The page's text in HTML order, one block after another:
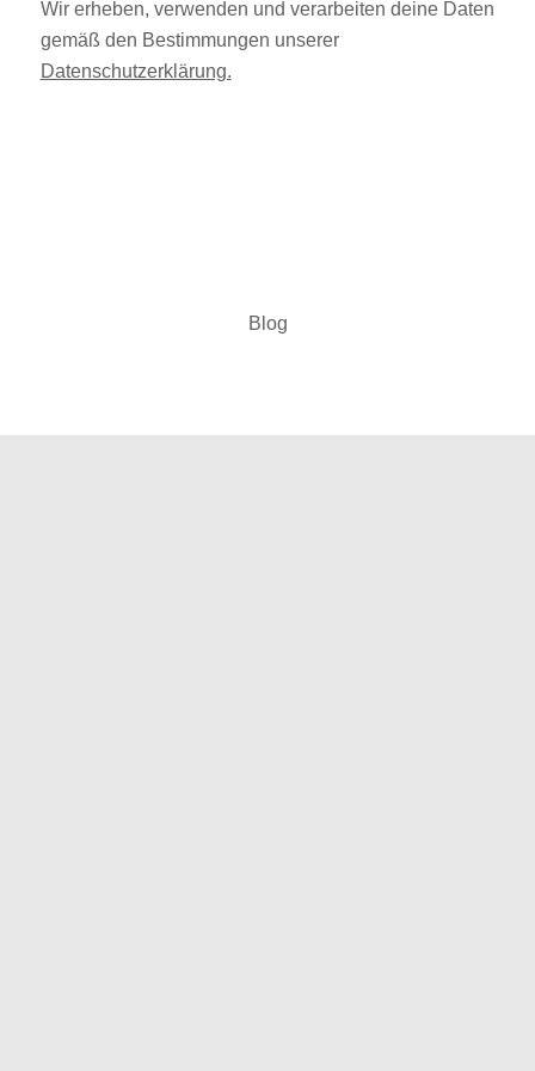
Wir erheben, verwenden und verarbeiten deine Daten
gemäß den Bestimmungen unserer
Datenschutzerklärung.
Blog